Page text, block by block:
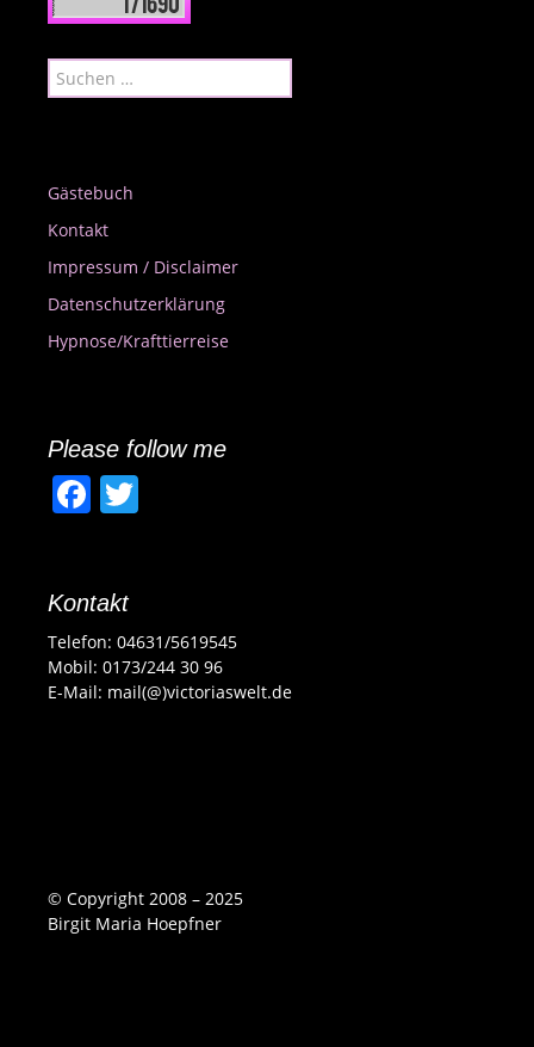
Suchen
nach:
Gästebuch
Kontakt
Impressum / Disclaimer
Datenschutzerklärung
Hypnose/Krafttierreise
Please follow me
F
e
b
o
Kontakt
Telefon: 04631/5619545
Mobil: 0173/244 30 96
E-Mail: mail(@)victoriaswelt.de
© Copyright 2008 – 2025
Birgit Maria Hoepfner